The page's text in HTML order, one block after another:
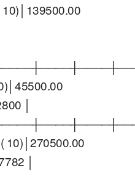
│
10)│270500.00
│